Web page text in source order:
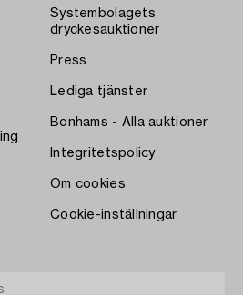
Systembolagets
dryckesauktioner
Press
Lediga tjänster
Bonhams - Alla auktioner
Integritetspolicy
Om cookies
Cookie-inställningar